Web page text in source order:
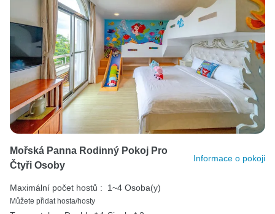
Mořská Panna Rodinný Pokoj Pro
Čtyři Osoby
Informace o pokoji
Maximální počet hostů : 1~4 Osoba(y)
Můžete přidat hosta/hosty